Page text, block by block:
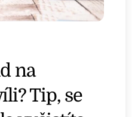
na
Tip, se